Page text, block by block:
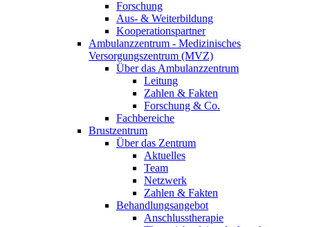
Forschung
Aus- & Weiterbildung
Kooperationspartner
Ambulanzzentrum - Medizinisches
Versorgungszentrum (MVZ)
Über das Ambulanzzentrum
Leitung
Zahlen & Fakten
Forschung & Co.
Fachbereiche
Brustzentrum
Über das Zentrum
Aktuelles
Team
Netzwerk
Zahlen & Fakten
Behandlungsangebot
Anschlusstherapie